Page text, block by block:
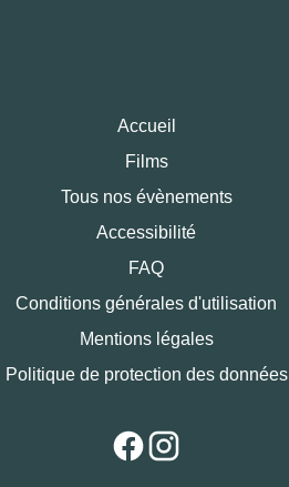
Accueil
Films
Tous nos évènements
Accessibilité
FAQ
Conditions générales d'utilisation
Mentions légales
Politique de protection des données